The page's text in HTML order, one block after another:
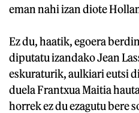
eman nahi izan diote
Ez du, haatik, egoera
diputatu izandako Jean
eskuraturik, aulkiari eutsi
duela Frantxua Maitia
horrek ez du ezagutu bere